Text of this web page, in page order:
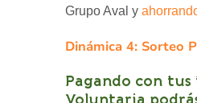
Grupo Aval y
Dinámica 4: Sorteo
Pagando con